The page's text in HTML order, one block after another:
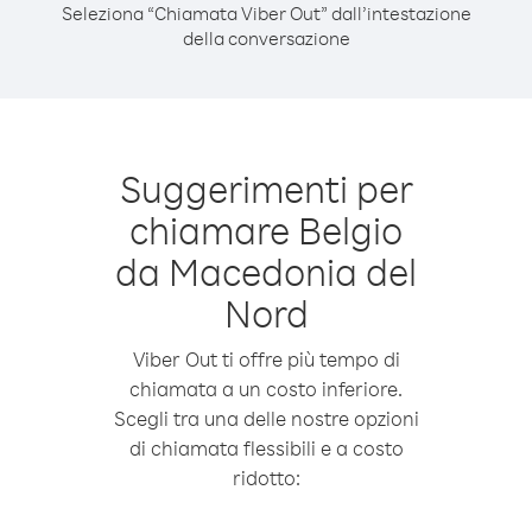
Seleziona “Chiamata Viber Out” dall’intestazione
della conversazione
Suggerimenti per
chiamare Belgio
da Macedonia del
Nord
Viber Out ti offre più tempo di
chiamata a un costo inferiore.
Scegli tra una delle nostre opzioni
di chiamata flessibili e a costo
ridotto: